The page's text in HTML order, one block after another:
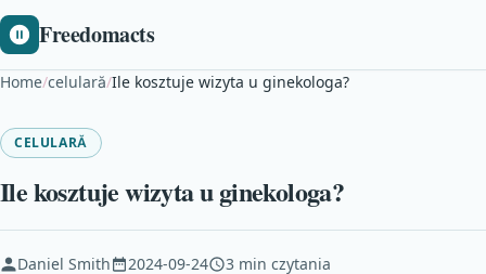
Freedomacts
Home/celulară/Ile kosztuje wizyta u ginekologa?
CELULARĂ
Ile kosztuje wizyta u ginekologa?
Daniel Smith 2024-09-24 3 min czytania